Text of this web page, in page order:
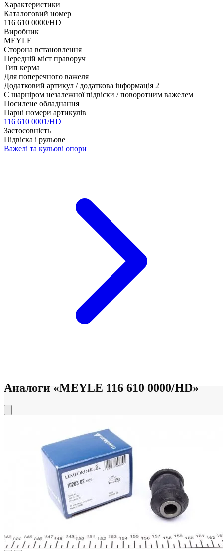
Характеристики
Каталоговий номер
116 610 0000/HD
Виробник
MEYLE
Сторона встановлення
Передній міст праворуч
Тип керма
Для поперечного важеля
Додатковий артикул / додаткова інформація 2
C шарніром незалежної підвіски / поворотним важелем
Посилене обладнання
Парні номери артикулів
116 610 0001/HD
Застосовність
Підвіска і рульове
Важелі та кульові опори
Аналоги «MEYLE 116 610 0000/HD»